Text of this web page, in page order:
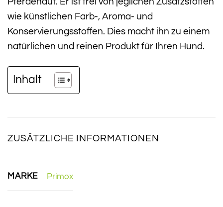
wie künstlichen Farb-, Aroma- und
Konservierungsstoffen. Dies macht ihn zu einem
natürlichen und reinen Produkt für Ihren Hund.
Inhalt
ZUSÄTZLICHE INFORMATIONEN
MARKE Primox